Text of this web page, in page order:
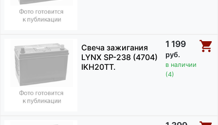
Свеча зажигания
LYNX SP-238 (4704)
IKH20TT.
1 199
руб.
в наличии
(4)